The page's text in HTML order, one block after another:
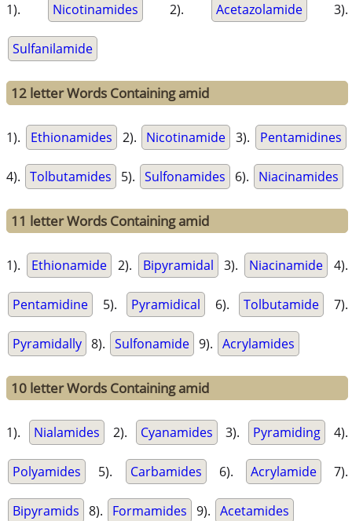
1). Nicotinamides 2). Acetazolamide 3).
Sulfanilamide
12 letter Words Containing amid
1). Ethionamides 2). Nicotinamide 3). Pentamidines
4). Tolbutamides 5). Sulfonamides 6). Niacinamides
11 letter Words Containing amid
1). Ethionamide 2). Bipyramidal 3). Niacinamide 4).
Pentamidine 5). Pyramidical 6). Tolbutamide 7).
Pyramidally 8). Sulfonamide 9). Acrylamides
10 letter Words Containing amid
1). Nialamides 2). Cyanamides 3). Pyramiding 4).
Polyamides 5). Carbamides 6). Acrylamide 7).
Bipyramids 8). Formamides 9). Acetamides